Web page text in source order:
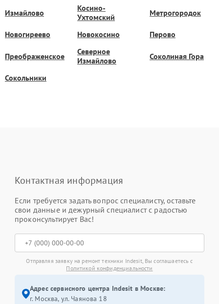
Измайлово
Косино-
Ухтомский
Метрогородок
Новогиреево Новокосино Перово
Преображенское
Северное
Измайлово
Соколиная Гора
Сокольники
Контактная информация
Если требуется задать вопрос специалисту, оставьте
свои данные и дежурный специалист с радостью
проконсультирует Вас!
Отправляя заявку на ремонт техники Indesit, Вы соглашаетесь с
Политикой конфиденциальности
Адрес сервисного центра Indesit в Москве:
г. Москва, ул. Чаянова 18